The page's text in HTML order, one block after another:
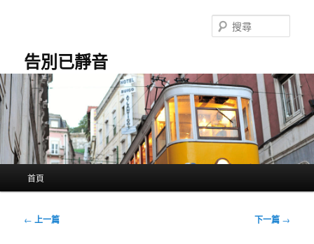
容
告別已靜音
尋
首頁
文
← 上一篇 下一篇 →